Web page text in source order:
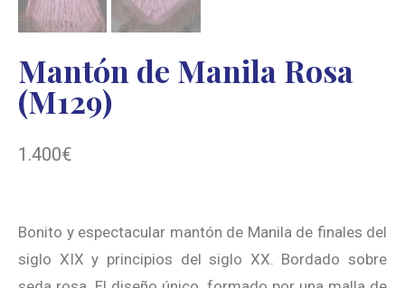
Mantón de Manila Rosa
(M129)
1.400€
Bonito y espectacular mantón de Manila de finales del
siglo XIX y principios del siglo XX. Bordado sobre